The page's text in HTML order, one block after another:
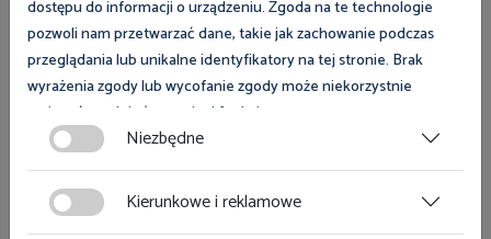
wiedzy inspektorów pracy oraz fachowych
poradników, list kontrolnych i pozostałych
publikacji. Zapoznaj się z naszą bezpłatną ofertą i
wybierz wsparcie dla siebie.
Przejdź do naszej oferty
dostępu do informacji o urządzeniu. Zgoda na te technologie
pozwoli nam przetwarzać dane, takie jak zachowanie podczas
przeglądania lub unikalne identyfikatory na tej stronie. Brak
wyrażenia zgody lub wycofanie zgody może niekorzystnie
wpłynąć na niektóre cechy i funkcje.
Zgoda na pliki cookies jest dobrowolna i można ją wycofać lub
zmodyfikować w dowolnym momencie klikając w przycisk
ciasteczka w lewym dolnym rogu strony. Więcej informacji
Niezbędne
Kierunkowe i reklamowe